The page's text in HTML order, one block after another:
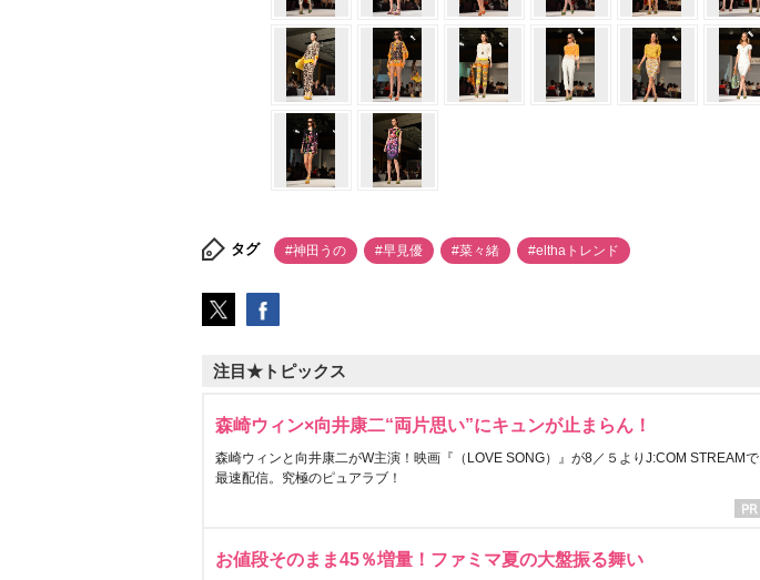
タグ #神田うの #早見優 #菜々緒 #elthaトレンド
注目★トピックス
森崎ウィン×向井康二“両片思い”にキュンが止まらん！
森崎ウィンと向井康二がW主演！映画『（LOVE SONG）』が8／５よりJ:COM STREAMで
最速配信。究極のピュアラブ！
お値段そのまま45％増量！ファミマ夏の大盤振る舞い